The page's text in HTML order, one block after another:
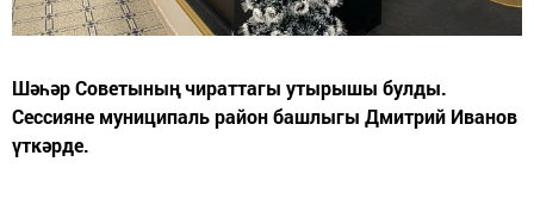
Шәһәр Советының чираттагы утырышы булды.
Сессияне муниципаль район башлыгы Дмитрий Иванов
үткәрде.